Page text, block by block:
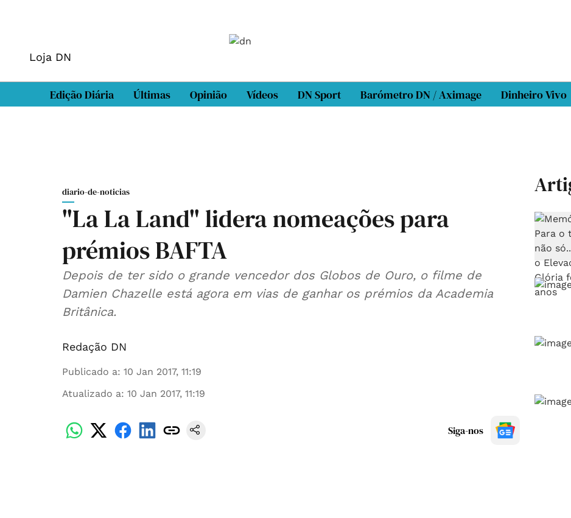
Loja DN
Edição Diária Últimas Opinião Vídeos DN Sport Barómetro DN / Aximage Dinheiro Vivo
diario-de-noticias
"La La Land" lidera nomeações para
prémios BAFTA
Depois de ter sido o grande vencedor dos Globos de Ouro, o filme de
Damien Chazelle está agora em vias de ganhar os prémios da Academia
Britânica.
Redação DN
Publicado a: 10 Jan 2017, 11:19
Atualizado a: 10 Jan 2017, 11:19
Siga-nos